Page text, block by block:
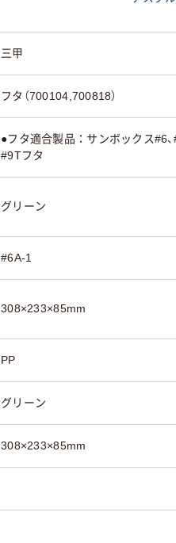
三甲
フタ（700104,700818）
●フタ適合製品：サンボックス#6
#9Tフタ
グリーン
#6A-1
308×233×85mm
PP
グリーン
308×233×85mm